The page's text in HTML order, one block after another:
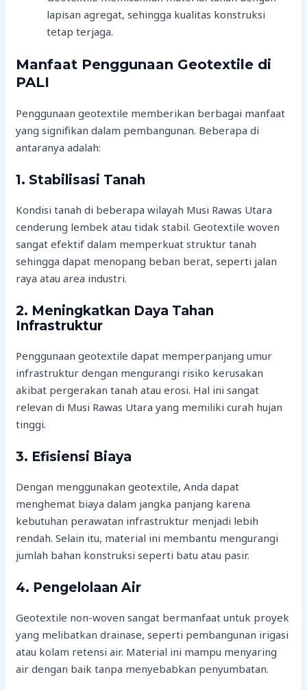
lapisan agregat, sehingga kualitas konstruksi
tetap terjaga.
Manfaat Penggunaan Geotextile di
PALI
Penggunaan geotextile memberikan berbagai manfaat
yang signifikan dalam pembangunan. Beberapa di
antaranya adalah:
1. Stabilisasi Tanah
Kondisi tanah di beberapa wilayah Musi Rawas Utara
cenderung lembek atau tidak stabil. Geotextile woven
sangat efektif dalam memperkuat struktur tanah
sehingga dapat menopang beban berat, seperti jalan
raya atau area industri.
2. Meningkatkan Daya Tahan
Infrastruktur
Penggunaan geotextile dapat memperpanjang umur
infrastruktur dengan mengurangi risiko kerusakan
akibat pergerakan tanah atau erosi. Hal ini sangat
relevan di Musi Rawas Utara yang memiliki curah hujan
tinggi.
3. Efisiensi Biaya
Dengan menggunakan geotextile, Anda dapat
menghemat biaya dalam jangka panjang karena
kebutuhan perawatan infrastruktur menjadi lebih
rendah. Selain itu, material ini membantu mengurangi
jumlah bahan konstruksi seperti batu atau pasir.
4. Pengelolaan Air
Geotextile non-woven sangat bermanfaat untuk proyek
yang melibatkan drainase, seperti pembangunan irigasi
atau kolam retensi air. Material ini mampu menyaring
air dengan baik tanpa menyebabkan penyumbatan.